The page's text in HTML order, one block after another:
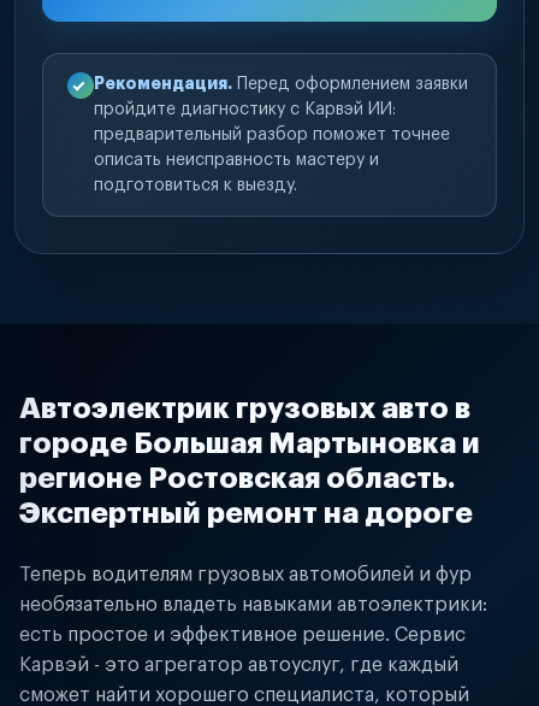
Рекомендация. Перед оформлением заявки
пройдите диагностику с Карвэй ИИ:
предварительный разбор поможет точнее
описать неисправность мастеру и
подготовиться к выезду.
Автоэлектрик грузовых авто в
городе Большая Мартыновка и
регионе Ростовская область.
Экспертный ремонт на дороге
Теперь водителям грузовых автомобилей и фур
необязательно владеть навыками автоэлектрики:
есть простое и эффективное решение. Сервис
Карвэй - это агрегатор автоуслуг, где каждый
сможет найти хорошего специалиста, который